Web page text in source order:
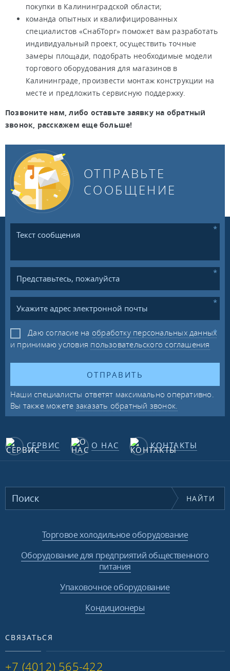
покупки в Калининградской области;
команда опытных и квалифицированных
специалистов «СнабТорг» поможет вам разработать
индивидуальный проект, осуществить точные
замеры площади, подобрать необходимые модели
торгового оборудования для магазинов в
Калининграде, произвести монтаж конструкции на
месте и предложить сервисную поддержку.
Позвоните нам, либо оставьте заявку на обратный
звонок, расскажем еще больше!
ОТПРАВЬТЕ
СООБЩЕНИЕ
Даю согласие на обработку персональных данных
и принимаю условия пользовательского соглашения
ОТПРАВИТЬ
Наши специалисты ответят максимально оперативно.
Вы также можете заказать обратный звонок.
СЕРВИС О НАС КОНТАКТЫ
НАЙТИ
Торговое холодильное оборудование
Оборудование для предприятий общественного
питания
Упаковочное оборудование
Кондиционеры
СВЯЗАТЬСЯ
+7 (4012) 565-422